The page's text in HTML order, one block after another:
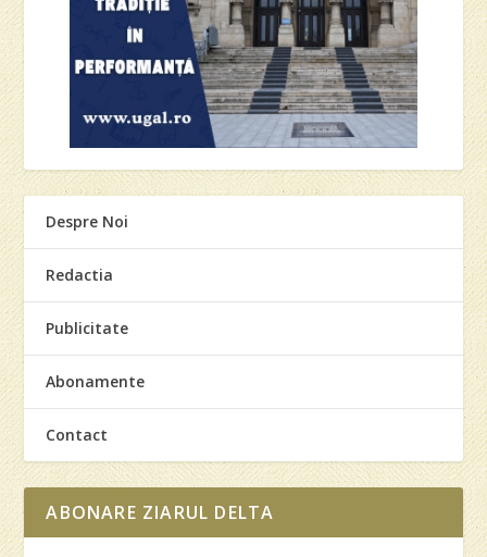
Despre Noi
Redactia
Publicitate
Abonamente
Contact
ABONARE ZIARUL DELTA